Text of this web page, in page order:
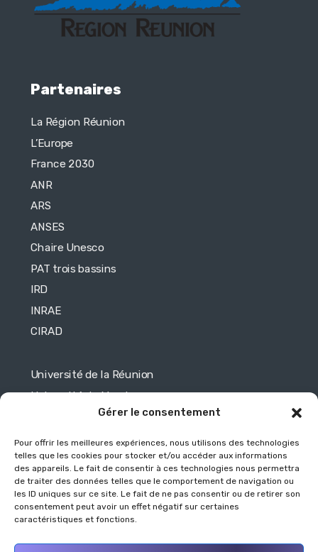
Gérer le consentement
Pour offrir les meilleures expériences, nous utilisons des technologies
telles que les cookies pour stocker et/ou accéder aux informations
des appareils. Le fait de consentir à ces technologies nous permettra
de traiter des données telles que le comportement de navigation ou
les ID uniques sur ce site. Le fait de ne pas consentir ou de retirer son
consentement peut avoir un effet négatif sur certaines
caractéristiques et fonctions.
Partenaires
La Région Réunion
L’Europe
France 2030
ANR
ARS
ANSES
Chaire Unesco
PAT trois bassins
IRD
INRAE
CIRAD
Université de la Réunion
Université de Maurice
Université de Toulouse
Université de Mayotte
Légales
Mentions légales